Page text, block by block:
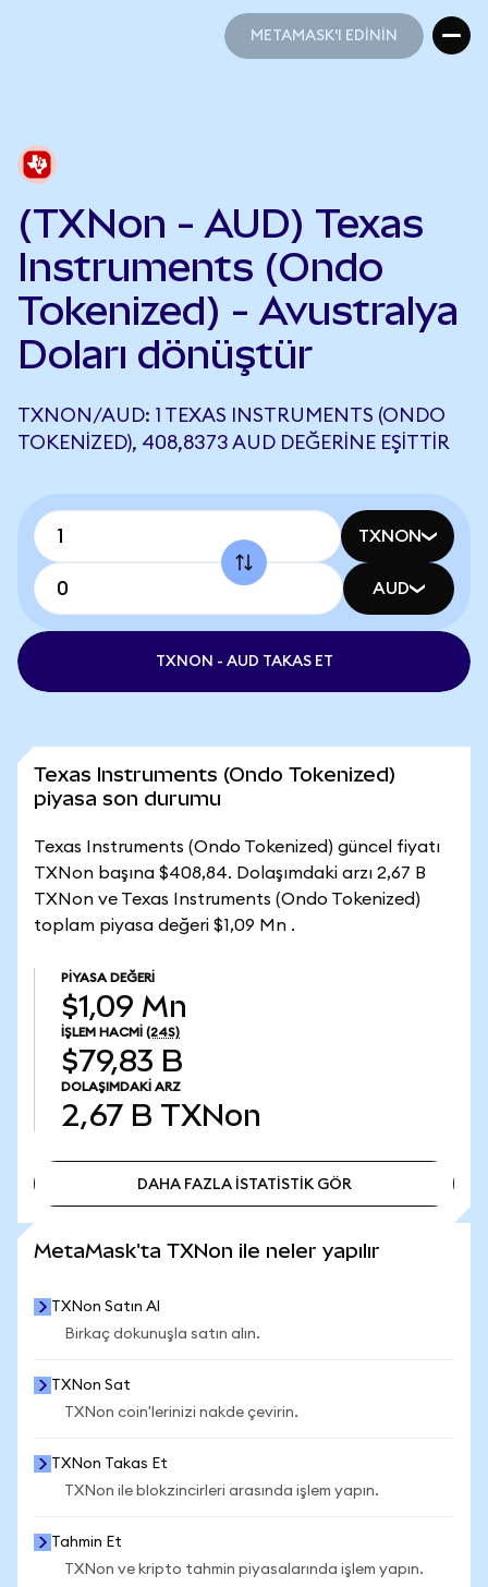
METAMASK'I EDİNİN
(TXNon - AUD) Texas
Instruments (Ondo
Tokenized) - Avustralya
Doları dönüştür
TXNON/AUD: 1 TEXAS INSTRUMENTS (ONDO
TOKENIZED), 408,8373 AUD DEĞERINE EŞITTIR
TXNON
AUD
TXNON - AUD TAKAS ET
Texas Instruments (Ondo Tokenized)
piyasa son durumu
Texas Instruments (Ondo Tokenized) güncel fiyatı
TXNon başına $408,84. Dolaşımdaki arzı 2,67 B
TXNon ve Texas Instruments (Ondo Tokenized)
toplam piyasa değeri $1,09 Mn .
PIYASA DEĞERI
$1,09 Mn
İŞLEM HACMI (24S)
$79,83 B
DOLAŞIMDAKI ARZ
2,67 B TXNon
DAHA FAZLA İSTATİSTİK GÖR
MetaMask'ta TXNon ile neler yapılır
TXNon Satın Al
Birkaç dokunuşla satın alın.
TXNon Sat
TXNon coin'lerinizi nakde çevirin.
TXNon Takas Et
TXNon ile blokzincirleri arasında işlem yapın.
Tahmin Et
TXNon ve kripto tahmin piyasalarında işlem yapın.